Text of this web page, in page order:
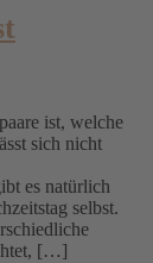
ist, welche
sich nicht
es natürlich
selbst.
[…]